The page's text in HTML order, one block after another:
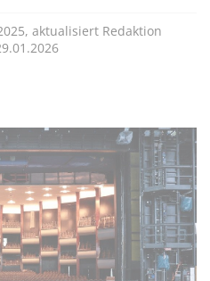
aktualisiert Redaktion